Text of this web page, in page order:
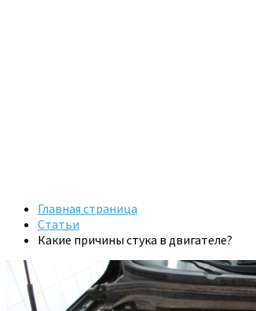
Главная страница
Статьи
Какие причины стука в двигателе?